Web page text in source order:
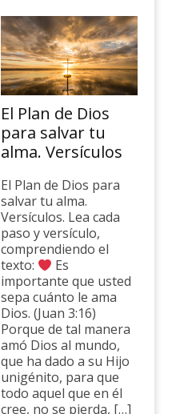
El Plan de Dios
para salvar tu
alma. Versículos
El Plan de Dios para
salvar tu alma.
Versículos. Lea cada
paso y versículo,
comprendiendo el
texto:
Es
importante que usted
sepa cuánto le ama
Dios. (Juan 3:16)
Porque de tal manera
amó Dios al mundo,
que ha dado a su Hijo
unigénito, para que
todo aquel que en él
cree, no se pierda, […]